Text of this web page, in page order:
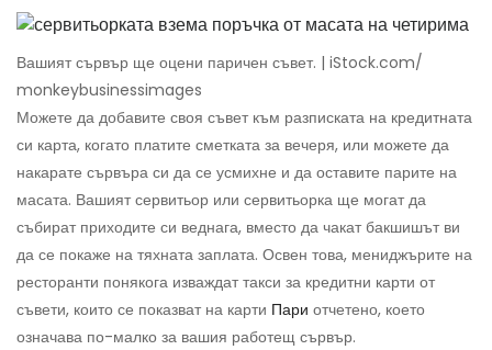
Вашият сървър ще оцени паричен съвет. | iStock.com/
monkeybusinessimages
Можете да добавите своя съвет към разписката на кредитната
си карта, когато платите сметката за вечеря, или можете да
накарате сървъра си да се усмихне и да оставите парите на
масата. Вашият сервитьор или сервитьорка ще могат да
събират приходите си веднага, вместо да чакат бакшишът ви
да се покаже на тяхната заплата. Освен това, мениджърите на
ресторанти понякога изваждат такси за кредитни карти от
съвети, които се показват на карти Пари отчетено, което
означава по-малко за вашия работещ сървър.